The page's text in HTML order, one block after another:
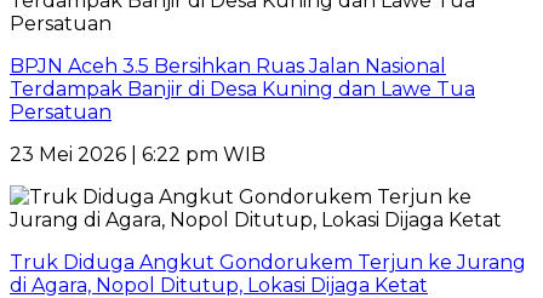
BPJN Aceh 3.5 Bersihkan Ruas Jalan Nasional
Terdampak Banjir di Desa Kuning dan Lawe Tua
Persatuan
23 Mei 2026 | 6:22 pm WIB
Truk Diduga Angkut Gondorukem Terjun ke Jurang
di Agara, Nopol Ditutup, Lokasi Dijaga Ketat